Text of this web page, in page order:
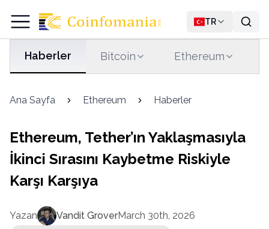
TR
Haberler Bitcoin Ethereum
Ana Sayfa Ethereum Haberler
Ethereum, Tether’ın Yaklaşmasıyla
İkinci Sırasını Kaybetme Riskiyle
Karşı Karşıya
Yazan Vandit GroverMarch 30th, 2026